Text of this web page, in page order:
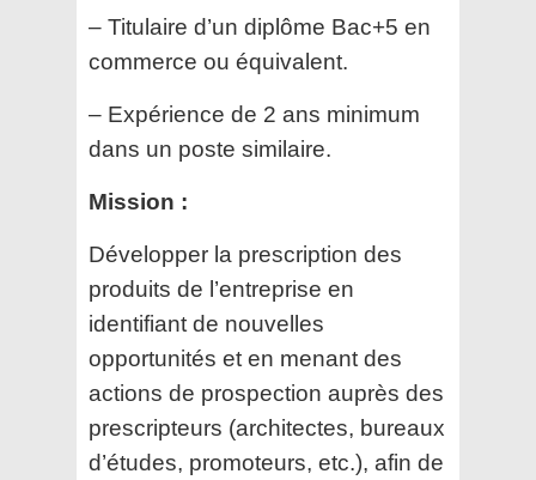
– Titulaire d’un diplôme Bac+5 en
commerce ou équivalent.
– Expérience de 2 ans minimum
dans un poste similaire.
Mission :
Développer la prescription des
produits de l’entreprise en
identifiant de nouvelles
opportunités et en menant des
actions de prospection auprès des
prescripteurs (architectes, bureaux
d’études, promoteurs, etc.), afin de